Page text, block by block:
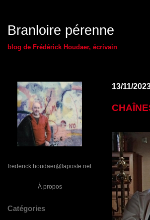
Branloire pérenne
blog de Frédérick Houdaer, écrivain
frederick.houdaer@laposte.net
À propos
Catégories
13/11/